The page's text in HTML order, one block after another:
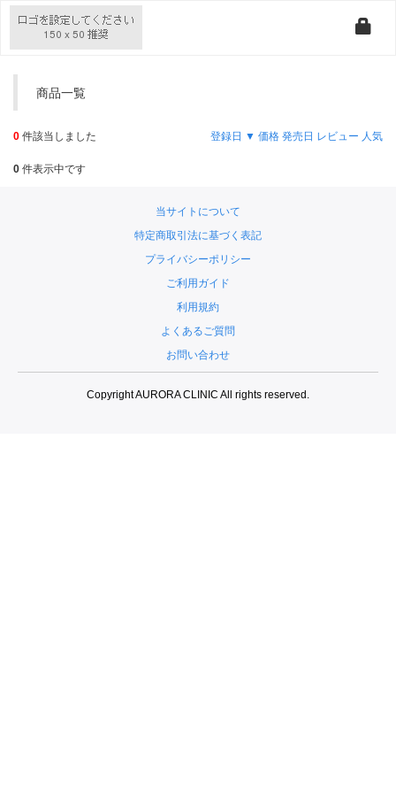
商品一覧
0 件該当しました 登録日 ▼ 価格 発売日 レビュー 人気
0 件表示中です
当サイトについて
特定商取引法に基づく表記
プライバシーポリシー
ご利用ガイド
利用規約
よくあるご質問
お問い合わせ
Copyright AURORA CLINIC All rights reserved.